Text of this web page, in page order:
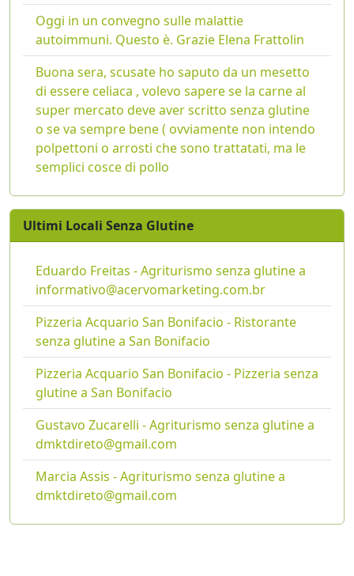
Oggi in un convegno sulle malattie
autoimmuni. Questo è. Grazie Elena Frattolin
Buona sera, scusate ho saputo da un mesetto
di essere celiaca , volevo sapere se la carne al
super mercato deve aver scritto senza glutine
o se va sempre bene ( ovviamente non intendo
polpettoni o arrosti che sono trattatati, ma le
semplici cosce di pollo
Ultimi Locali Senza Glutine
Eduardo Freitas - Agriturismo senza glutine a
informativo@acervomarketing.com.br
Pizzeria Acquario San Bonifacio - Ristorante
senza glutine a San Bonifacio
Pizzeria Acquario San Bonifacio - Pizzeria senza
glutine a San Bonifacio
Gustavo Zucarelli - Agriturismo senza glutine a
dmktdireto@gmail.com
Marcia Assis - Agriturismo senza glutine a
dmktdireto@gmail.com